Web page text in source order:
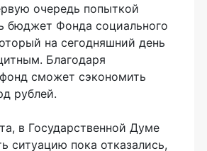
очередь попыткой
бюджет Фонда социального
на сегодняшний день
Благодаря
сможет сэкономить
рублей.
в Государственной Думе
ситуацию пока отказались,